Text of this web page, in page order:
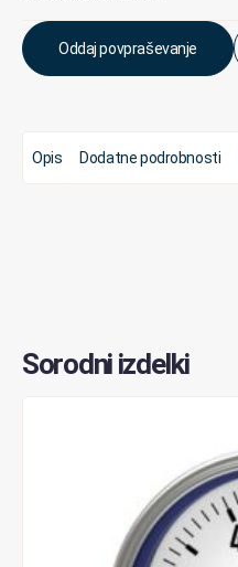
Oddaj povpraševanje
Opis Dodatne podrobnosti
Sorodni izdelki